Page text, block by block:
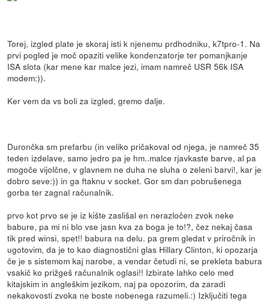
Torej, izgled plate je skoraj isti k njenemu prdhodniku, k7tpro-1. Na
prvi pogled je moč opaziti velike kondenzatorje ter pomanjkanje
ISA slota (kar mene kar malce jezi, imam namreč USR 56k ISA
modem:)).
Ker vem da vs boli za izgled, gremo dalje.
Durončka sm prefarbu (in veliko pričakoval od njega, je namreč 35
teden izdelave, samo jedro pa je hm..malce rjavkaste barve, al pa
mogoče vijolčne, v glavnem ne duha ne sluha o zeleni barvi!, kar je
dobro seve:)) in ga ftaknu v socket. Gor sm dan pobrušenega
gorba ter zagnal računalnik.
prvo kot prvo se je iz kište zaslišal en nerazločen zvok neke
babure, pa mi ni blo vse jasn kva za boga je to!?, čez nekaj časa
tik pred winsi, spet!! babura na delu. pa grem gledat v priročnik in
ugotovim, da je to kao diagnostični glas Hillary Clinton, ki opozarja
če je s sistemom kaj narobe, a vendar četudi ni, se prekleta babura
vsakič ko prižgeš računalnik oglasi!! Izbirate lahko celo med
kitajskim in angleškim jezikom, naj pa opozorim, da zaradi
nekakovosti zvoka ne boste nobenega razumeli.:) Izključiti tega